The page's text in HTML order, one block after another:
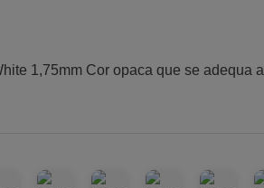
1,75mm Cor opaca que se adequa a